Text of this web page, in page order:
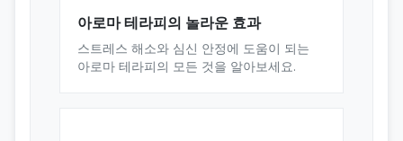
아로마 테라피의 놀라운 효과
스트레스 해소와 심신 안정에 도움이 되는
아로마 테라피의 모든 것을 알아보세요.